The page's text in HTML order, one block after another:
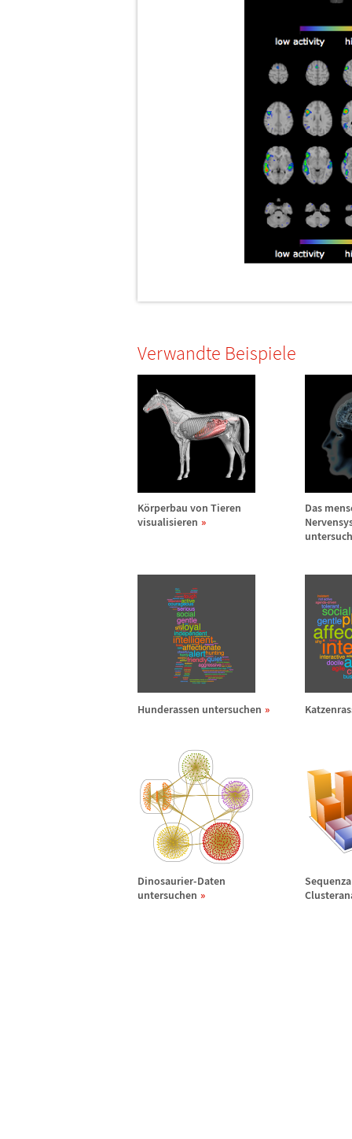
Verwandte Beispiele
Körperbau von Tieren
visualisieren
Das
Hunderassen untersuchen
Dinosaurier-Daten
untersuchen